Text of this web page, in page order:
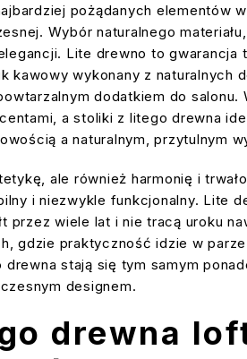
pożądanych elementów
Wybór naturalnego
Lite drewno to gwarancja
wykonany z naturalnych
dodatkiem do salonu.
a stoliki z litego drewna
a naturalnym, przytulnym
ale również harmonię i
i niezwykle funkcjonalny. Lite
przez wiele lat i nie tracą uroku
gdzie praktyczność idzie w
stają się tym samym
designem.
drewna